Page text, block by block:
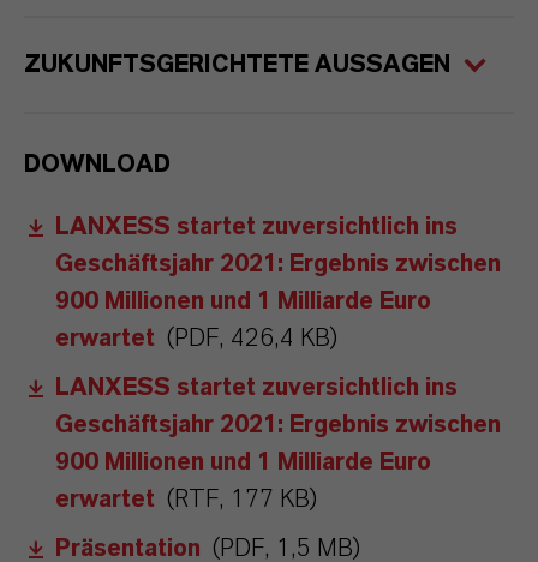
ZUKUNFTSGERICHTETE AUSSAGEN
DOWNLOAD
LANXESS startet zuversichtlich ins
Geschäftsjahr 2021: Ergebnis zwischen
900 Millionen und 1 Milliarde Euro
erwartet (PDF, 426,4 KB)
LANXESS startet zuversichtlich ins
Geschäftsjahr 2021: Ergebnis zwischen
900 Millionen und 1 Milliarde Euro
erwartet (RTF, 177 KB)
Präsentation (PDF, 1,5 MB)